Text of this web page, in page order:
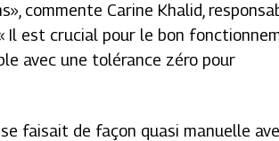
», commente Carine Khalid,
Il est crucial pour le bon
avec une tolérance zéro pour
faisait de façon quasi manuelle